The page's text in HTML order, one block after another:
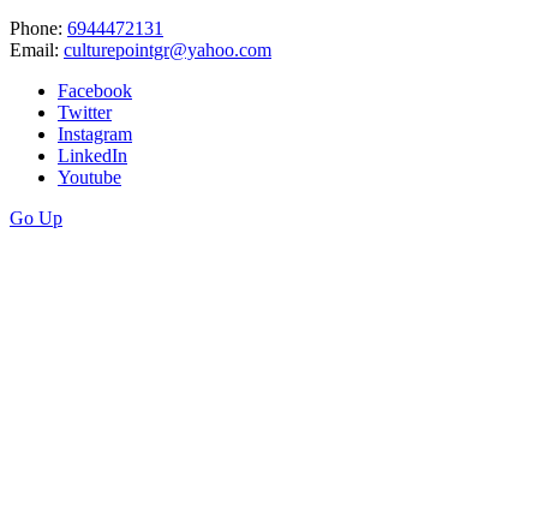
Phone: 6944472131
Email: culturepointgr@yahoo.com
Facebook
Twitter
Instagram
LinkedIn
Youtube
Go Up